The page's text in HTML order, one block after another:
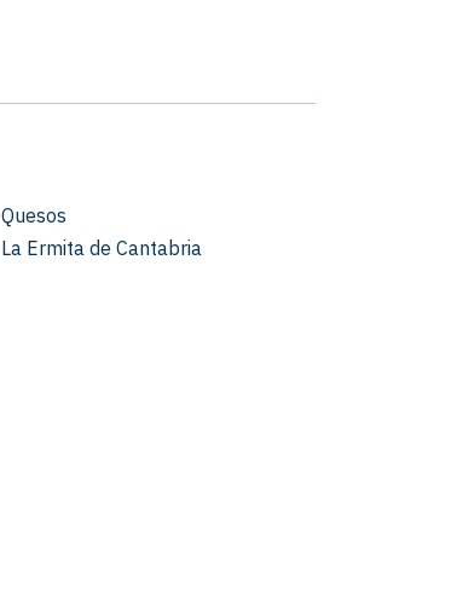
Quesos
La Ermita de Cantabria